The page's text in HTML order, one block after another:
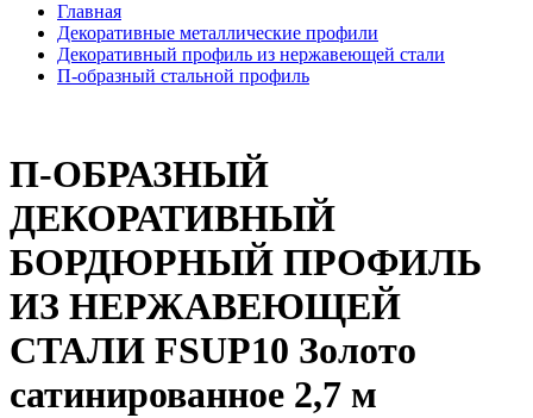
Главная
Декоративные металлические профили
Декоративный профиль из нержавеющей стали
П-образный стальной профиль
П-ОБРАЗНЫЙ
ДЕКОРАТИВНЫЙ
БОРДЮРНЫЙ ПРОФИЛЬ
ИЗ НЕРЖАВЕЮЩЕЙ
СТАЛИ FSUP10 Золото
сатинированное 2,7 м